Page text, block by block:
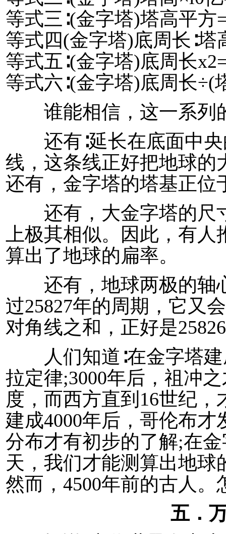
等式三∶(金字塔)塔高平方
等式四(金字塔)底周长∶塔
等式五∶(金字塔)底周长
等式六∶(金字塔)底周长
谁能相信，这一系列
还有∶延长在底面中央
线，这条线正好把地球的
还有，金字塔的塔基正位
还有，大金字塔的尺
上极其相似。因此，有
算出了地球的扁率。
还有，地球两极的轴
过25827年的周期，它又
对角线之和，正好是
人们知道∶在金字塔建
拉定律;3000年后，祖冲
度，而西方直到16世纪
建成4000年后，哥伦布
分布才有初步的了解;在
天，我们才能测算出地
然而，4500年前的古人
五．